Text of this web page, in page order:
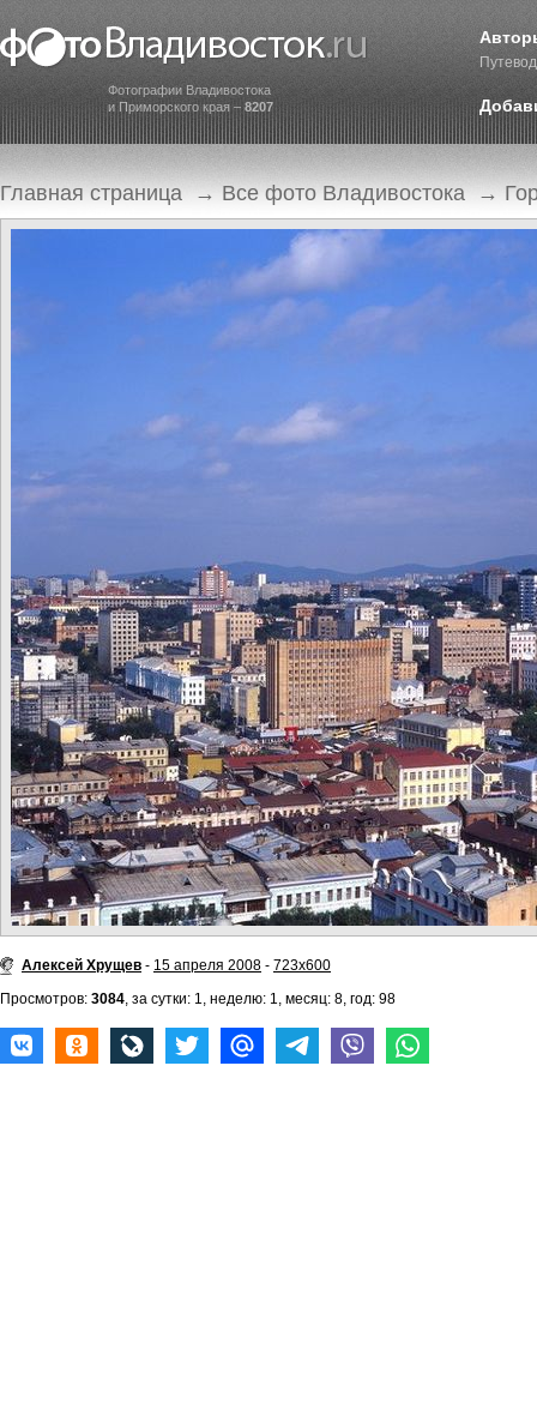
Фотографии Владивостока
и Приморского края – 8207
Главная страница → Все фото Владивостока →
Алексей Хрущев - 15 апреля 2008 - 723x600
Просмотров: 3084, за сутки: 1, неделю: 1, месяц: 8, год: 98